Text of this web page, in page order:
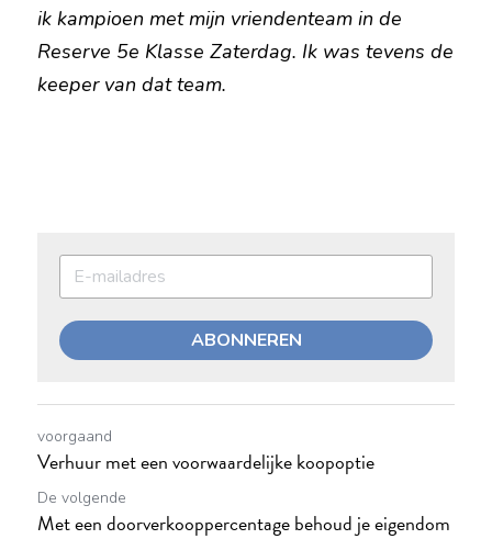
ik kampioen met mijn vriendenteam in de
Reserve 5e Klasse Zaterdag. Ik was tevens de
keeper van dat team.
ABONNEREN
voorgaand
Verhuur met een voorwaardelijke koopoptie
De volgende
Met een doorverkooppercentage behoud je eigendom